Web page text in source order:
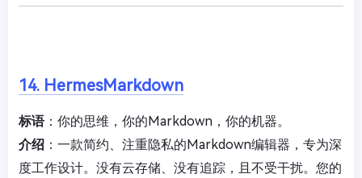
14. HermesMarkdown
标语：你的思维，你的Markdown，你的机器。
介绍 ：一款简约、注重隐私的Markdown编辑器，专为深
度工作设计。没有云存储、没有追踪，且不受干扰。您的